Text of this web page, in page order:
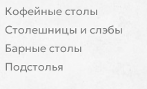
Кофейные столы
Cтолешницы и слэбы
Барные столы
Подстолья